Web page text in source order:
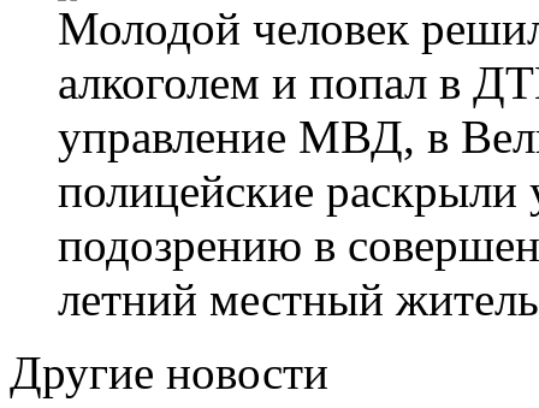
Молодой человек
алкоголем и попал в
управление МВД, в
полицейские
подозрению в
летний местный
Другие новости